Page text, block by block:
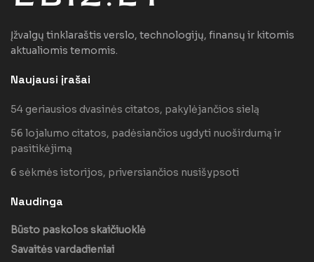
Įžvalgų tinklaraštis verslo, technologijų, finansų ir kitomis
aktualiomis temomis.
Naujausi įrašai
54 geriausios dvasinės citatos, pakylėjančios sielą
56 lojalumo citatos, padėsiančios ugdyti nuoširdumą ir
pasitikėjimą
6 sėkmės istorijos, priversiančios nusišypsoti
Naudinga
Būsto paskolos skaičiuoklė
Savaitės vardadieniai